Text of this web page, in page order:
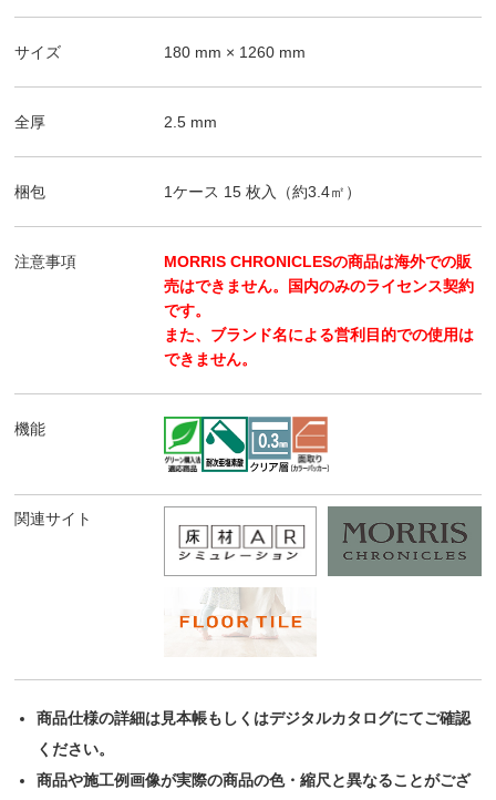
サイズ 180 mm × 1260 mm
全厚 2.5 mm
梱包 1ケース 15 枚入（約3.4㎡）
注意事項
MORRIS CHRONICLESの商品は海外での販
売はできません。国内のみのライセンス契約
です。
また、ブランド名による営利目的での使用は
できません。
機能
関連サイト
商品仕様の詳細は見本帳もしくはデジタルカタログにてご確認
ください。
商品や施工例画像が実際の商品の色・縮尺と異なることがござ